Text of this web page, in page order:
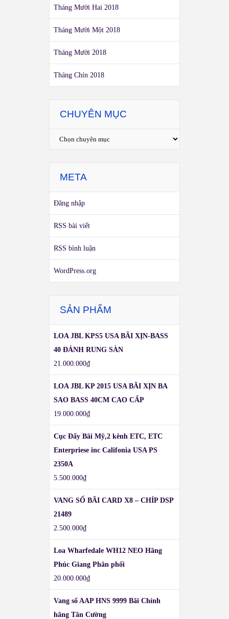
Tháng Mười Hai 2018
Tháng Mười Một 2018
Tháng Mười 2018
Tháng Chín 2018
CHUYÊN MỤC
META
Đăng nhập
RSS bài viết
RSS bình luận
WordPress.org
SẢN PHẨM
LOA JBL KPS5 USA BÃI XỊN-BASS
40 ĐÁNH RUNG SÀN
21.000.000₫
LOA JBL KP 2015 USA BÃI XỊN BA
SAO BASS 40CM CAO CẤP
19.000.000₫
Cục Đẩy Bãi Mỹ,2 kênh ETC, ETC
Enterpriese inc Califonia USA PS
2350A
5.500.000₫
VANG SỐ BÃI CARD X8 – CHÍP DSP
21489
2.500.000₫
Loa Wharfedale WH12 NEO Hãng
Phúc Giang Phân phối
20.000.000₫
Vang số AAP HNS 9999 Bãi Chính
hãng Tân Cường